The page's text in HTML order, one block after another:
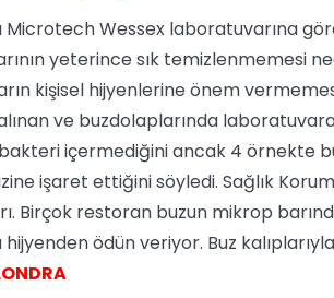
Microtech Wessex laboratuvarına
yeterince sık temizlenmemesi
kişisel hijyenlerine önem
ve buzdolaplarında
içermediğini ancak 4 örnekte
işaret ettiğini söyledi. Sağlık
Birçok restoran buzun mikrop
ödün veriyor. Buz